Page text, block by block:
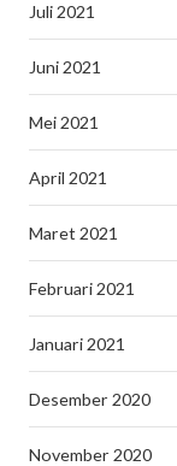
Juli 2021
Juni 2021
Mei 2021
April 2021
Maret 2021
Februari 2021
Januari 2021
Desember 2020
November 2020